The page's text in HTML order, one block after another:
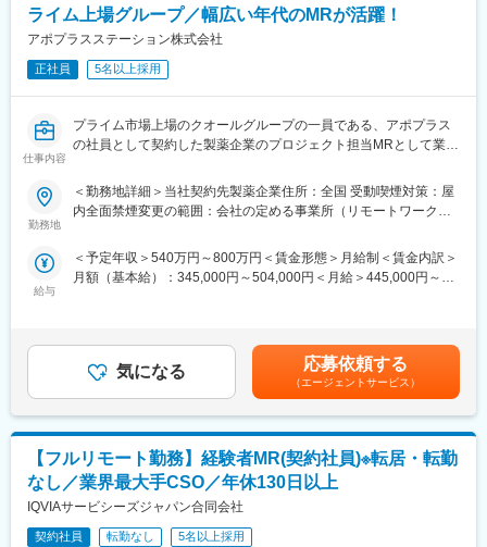
変更の範囲：会社の定める業務
【同社の魅力】
（1）充実したサポート体制
配属後は担当マネージャーが丁寧に支援します。日々の仕事の悩
みや、キャリア形成の相談等、伴走者として活躍をサポートしま
（2）明確な評価制度
自身の成果や頑張りが客観的に評価され、年収に反映されます。
手当もアップします。つまり、やりがいや努力がきちんと報われ
る報酬制度になっています。
ロジェクトが気に入り、メーカーからオファーを受けた場合、メ
ーカーに転籍することも可能です。オファーや延長依頼があった
ロジェクトを提示するなどフレキシブルにキャリアが形成できま
す。その他、本社部門（マネージャー、研修部門など）への道も
あります。
【同社について】
同社は、医療機器・製薬メーカーの営業領域を支援するCSOと呼
ばれる業種です。「新製品が発売されたため営業を増員したい」
「このエリアで営業活動を拡大したい」といったようなメーカー
からのオーダーに対し自社の社員を派遣しています。同社では転
職せずに様々な医薬品・医療機器を経験し、自身に合った営業ス
タイルを探ることが可能です。また、同社では全国転勤ではなく
ライム上場グループ／幅広い年代のMRが活躍！
アポプラスステーション株式会社
正社員 5名以上採用
仕事内容
プライム市場上場のクオールグループの一員である、アポプラス
の社員として契約した製薬企業のプロジェクト担当MRとして業務
ックメーカーなどプロジェクトは多岐に渡りますので、今までの
経験を活かせる環境が整っています。
■営業スタイル：担当エリアの医療機関（開業医、病院）を訪問し
用情報を収集を行っていただきます。
・新薬のプロモーション
※プロジェクトマネージャー、スーパーバイザー(SV)より、日々の
活動についてフォローを受けられる環境です。全国にSVを配置
し、素早くフォローができる体制をとっています。
■組織：約600名のコントラクトMRが在籍しています。社長をは
じめ、役員クラスが元MR出身のためMRのキャリアや育成、長期
就業について力を入れている企業です。
■特徴：
(1)充実した教育体制：
・製品研修（約2週間～2ヶ月、プロジェクトによる）：入社オリ
エンテーション後に配属先プロジェクトの製薬メーカーにて製品
勤務地
＜勤務地詳細＞当社契約先製薬企業住所：全国 受動喫煙対策：屋
内全面禁煙変更の範囲：会社の定める事業所（リモートワーク含
給与
＜予定年収＞540万円～800万円＜賃金形態＞月給制＜賃金内訳＞
月額（基本給）：345,000円～504,000円＜月給＞445,000円～
す。※その他の手当は「待遇・福利厚生」欄をご参照ください。昇
給：年1回★頑張りに応じて年収UP★赴任先の評価次第で大幅に
年収をUPできます。（年2回業績給改定）賃金はあくまでも目安
の金額であり、選考を通じて上下する可能性があります。月給(月
額)は固定手当を含めた表記です。
気になる 応募依頼する
（エージェントサービス）
【フルリモート勤務】経験者MR(契約社員)※転居・転勤
なし／業界最大手CSO／年休130日以上
IQVIAサービシーズジャパン合同会社
契約社員 転勤なし 5名以上採用